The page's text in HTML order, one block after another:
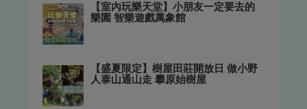
【室內玩樂天堂】小朋友一定要去的
樂園 智樂遊戲萬象館
【盛夏限定】樹屋田莊開放日 做小野
人泰山通山走 攀原始樹屋